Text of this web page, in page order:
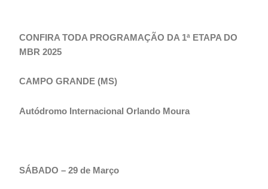
CONFIRA TODA PROGRAMAÇÃO DA 1ª ETAPA DO
MBR 2025
CAMPO GRANDE (MS)
Autódromo Internacional Orlando Moura
SÁBADO – 29 de Março